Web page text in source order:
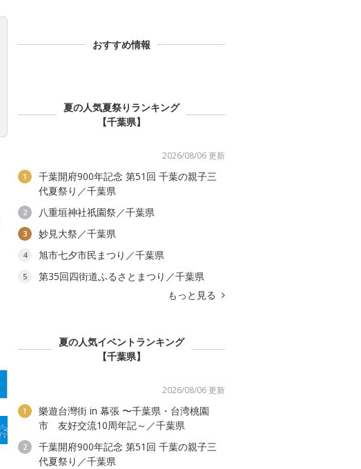
おすすめ情報
夏の人気夏祭りランキング
【千葉県】
2026/08/06 更新
1
千葉開府900年記念 第51回 千葉の親子三
代夏祭り／千葉県
2 八重垣神社祇園祭／千葉県
3 妙見大祭／千葉県
4 旭市七夕市民まつり／千葉県
5
第35回四街道ふるさとまつり／千葉県
もっと見る
夏の人気イベントランキング
【千葉県】
2026/08/06 更新
1
樂遊台灣街 in 幕張 〜千葉県・台湾桃園
市 友好交流10周年記～／千葉県
2
千葉開府900年記念 第51回 千葉の親子三
代夏祭り／千葉県